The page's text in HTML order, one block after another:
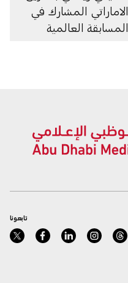
الاماراتي المشارك في
المسابقة العالمية
تابعونا